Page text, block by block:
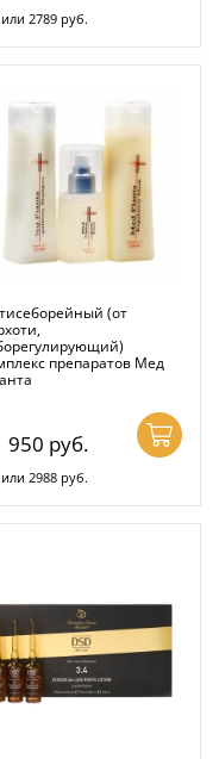
или 2789 руб.
(от
препаратов Мед
950 руб.
или 2988 руб.